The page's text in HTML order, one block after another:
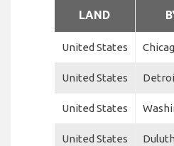
LAND
United States
United States
United States
United States Duluth